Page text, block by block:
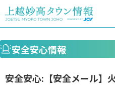
安全安心情報
安全安心:【安全メール】